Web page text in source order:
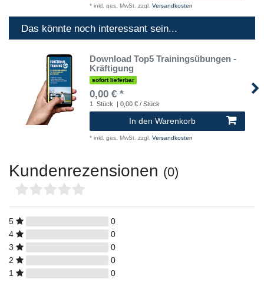
* inkl. ges. MwSt. zzgl. Versandkosten
Das könnte noch interessant sein...
Download Top5 Trainingsübungen -
Kräftigung
sofort lieferbar
0,00 € *
1 Stück | 0,00 € / Stück
In den Warenkorb
* inkl. ges. MwSt. zzgl. Versandkosten
Kundenrezensionen (0)
5
0
4
0
3
0
2
0
1
0